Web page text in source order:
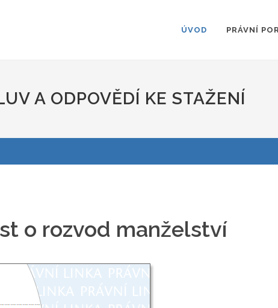
ÚVOD PRÁVNÍ
A ODPOVĚDÍ KE STAŽENÍ
o rozvod manželství